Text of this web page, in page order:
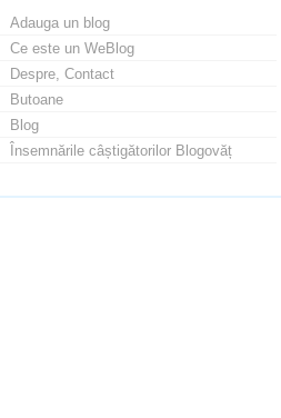
Adauga un blog
Ce este un WeBlog
Despre, Contact
Butoane
Blog
Însemnările câștigătorilor Blogovăț